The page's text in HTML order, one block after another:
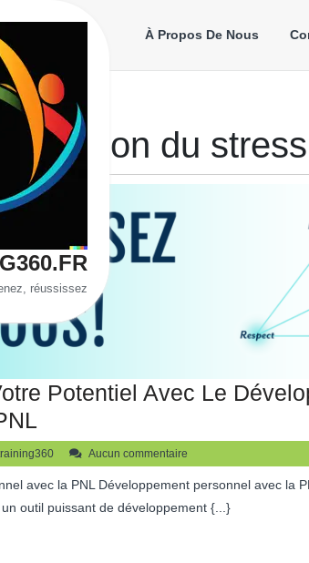
réussissez
À Propos De Nous
:gestion du stress
Potentiel Avec Le
Votre
Potentiel
Avec
training360
Aucun commentaire
outil puissant de développement {...}